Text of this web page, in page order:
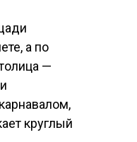
а по
—
круглый